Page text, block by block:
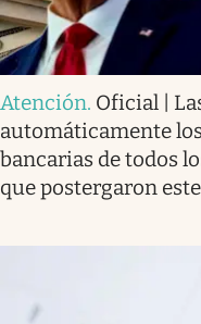
Atención. Oficial |
automáticamente
bancarias de todos
que postergaron